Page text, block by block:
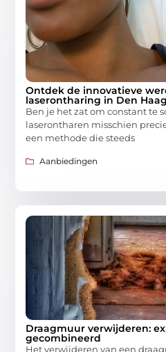
Ontdek de innovatieve
laserontharing in Den Haag
Ben je het zat om constant te
laserontharen misschien
een methode die steeds
Aanbiedingen
Draagmuur verwijderen:
gecombineerd
Het verwijderen van een